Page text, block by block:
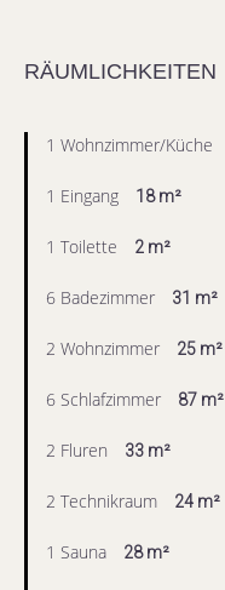
RÄUMLICHKEITEN
1 Wohnzimmer/Küche
1 Eingang 18 m²
1 Toilette 2 m²
6 Badezimmer 31 m²
2 Wohnzimmer 25 m²
6 Schlafzimmer 87 m²
2 Fluren 33 m²
2 Technikraum 24 m²
1 Sauna 28 m²